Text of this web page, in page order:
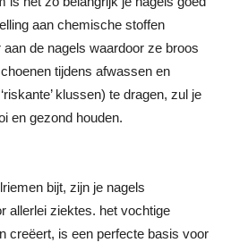
aan chemische stoffen
de nagels waardoor ze broos
tijdens afwassen en
klussen) te dragen, zul je
en gezond houden.
bijt, zijn je nagels
allerlei ziektes. het vochtige
creëert, is een perfecte basis voor